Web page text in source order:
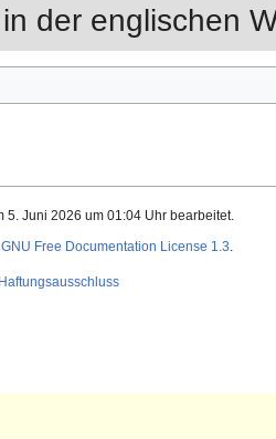
in der englischen
5. Juni 2026 um 01:04 Uhr bearbeitet.
GNU Free Documentation License 1.3.
Haftungsausschluss